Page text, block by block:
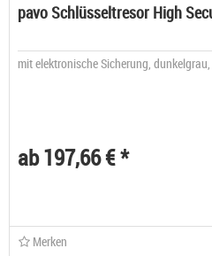
pavo Schlüsseltresor High
mit elektronische Sicherung,
ab 197,66 € *
Merken